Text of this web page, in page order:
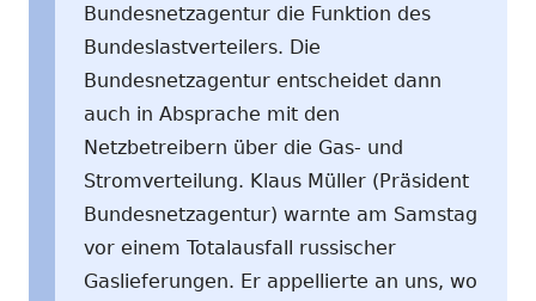
Bundesnetzagentur die Funktion des
Bundeslastverteilers. Die
Bundesnetzagentur entscheidet dann
auch in Absprache mit den
Netzbetreibern über die Gas- und
Stromverteilung. Klaus Müller (Präsident
Bundesnetzagentur) warnte am Samstag
vor einem Totalausfall russischer
Gaslieferungen. Er appellierte an uns, wo